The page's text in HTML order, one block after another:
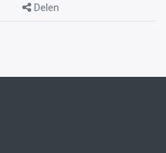
Delen